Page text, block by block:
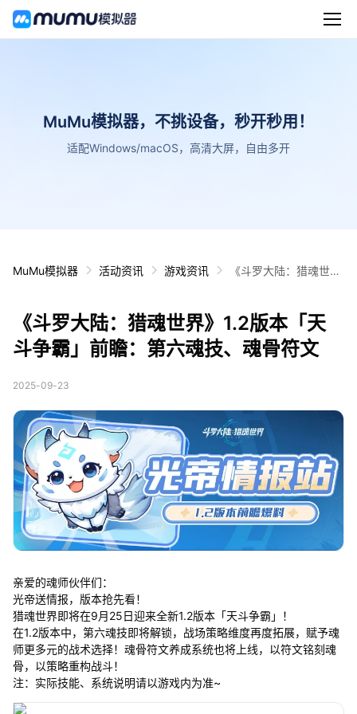
MuMu模拟器，不挑设备，秒开秒用！
适配Windows/macOS，高清大屏，自由多开
MuMu模拟器 活动资讯 游戏资讯
《斗罗大陆：猎魂世
魂骨符文
《斗罗大陆：猎魂世界》1.2版本「天
斗争霸」前瞻：第六魂技、魂骨符文
2025-09-23
亲爱的魂师伙伴们：
光帝送情报，版本抢先看！
猎魂世界即将在9月25日迎来全新1.2版本「天斗争霸」！
在1.2版本中，第六魂技即将解锁，战场策略维度再度拓展，赋予魂
师更多元的战术选择！魂骨符文养成系统也将上线，以符文铭刻魂
骨，以策略重构战斗！
注：实际技能、系统说明请以游戏内为准~